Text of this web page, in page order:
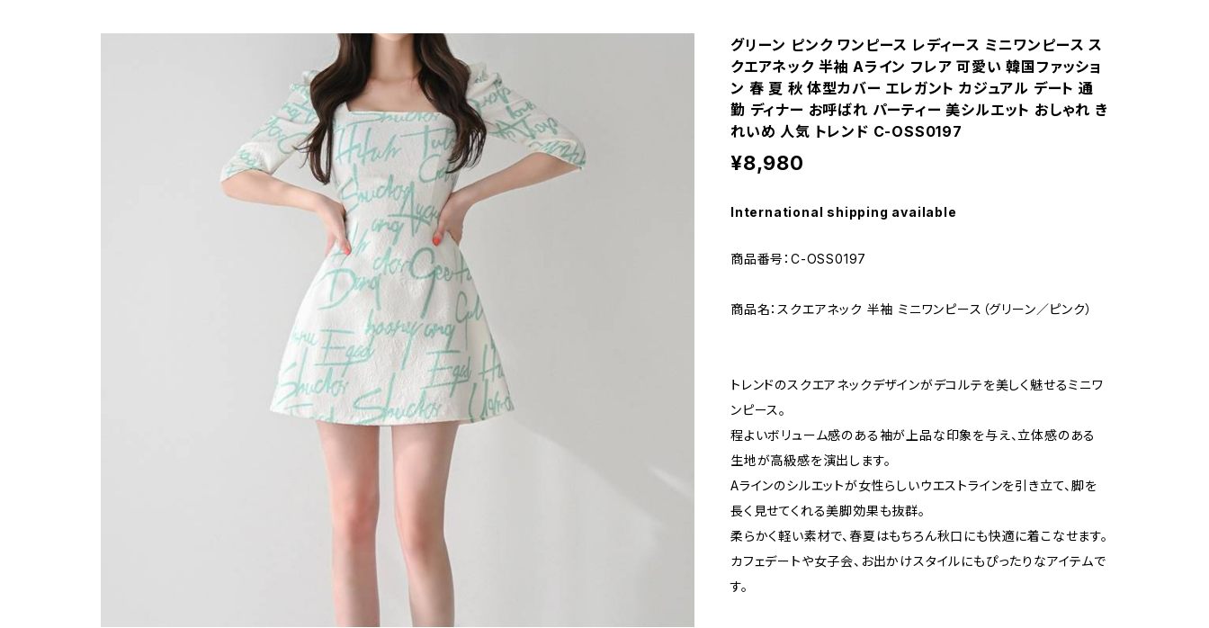
グリーン ピンク ワンピース レディース ミニワンピース ス
クエアネック 半袖 Aライン フレア 可愛い 韓国ファッショ
ン 春 夏 秋 体型カバー エレガント カジュアル デート 通
勤 ディナー お呼ばれ パーティー 美シルエット おしゃれ き
れいめ 人気 トレンド C-OSS0197
¥8,980
International shipping available
商品番号：C-OSS0197
商品名：スクエアネック 半袖 ミニワンピース（グリーン／ピンク）
トレンドのスクエアネックデザインがデコルテを美しく魅せるミニワ
ンピース。
程よいボリューム感のある袖が上品な印象を与え、立体感のある
生地が高級感を演出します。
Aラインのシルエットが女性らしいウエストラインを引き立て、脚を
長く見せてくれる美脚効果も抜群。
柔らかく軽い素材で、春夏はもちろん秋口にも快適に着こなせます。
カフェデートや女子会、お出かけスタイルにもぴったりなアイテムで
す。